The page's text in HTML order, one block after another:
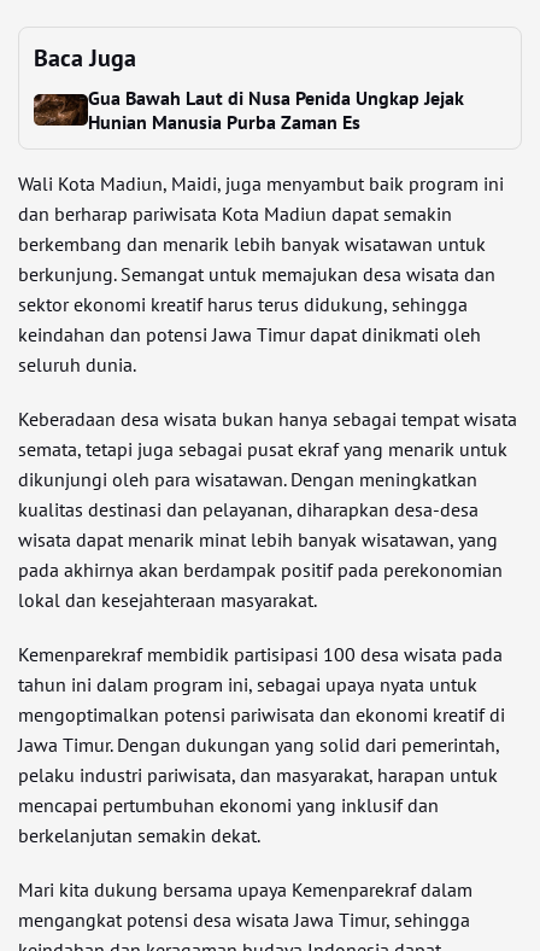
Baca Juga
Gua Bawah Laut di Nusa Penida Ungkap Jejak
Hunian Manusia Purba Zaman Es
Wali Kota Madiun, Maidi, juga menyambut baik program ini
dan berharap pariwisata Kota Madiun dapat semakin
berkembang dan menarik lebih banyak wisatawan untuk
berkunjung. Semangat untuk memajukan desa wisata dan
sektor ekonomi kreatif harus terus didukung, sehingga
keindahan dan potensi Jawa Timur dapat dinikmati oleh
seluruh dunia.
Keberadaan desa wisata bukan hanya sebagai tempat wisata
semata, tetapi juga sebagai pusat ekraf yang menarik untuk
dikunjungi oleh para wisatawan. Dengan meningkatkan
kualitas destinasi dan pelayanan, diharapkan desa-desa
wisata dapat menarik minat lebih banyak wisatawan, yang
pada akhirnya akan berdampak positif pada perekonomian
lokal dan kesejahteraan masyarakat.
Kemenparekraf membidik partisipasi 100 desa wisata pada
tahun ini dalam program ini, sebagai upaya nyata untuk
mengoptimalkan potensi pariwisata dan ekonomi kreatif di
Jawa Timur. Dengan dukungan yang solid dari pemerintah,
pelaku industri pariwisata, dan masyarakat, harapan untuk
mencapai pertumbuhan ekonomi yang inklusif dan
berkelanjutan semakin dekat.
Mari kita dukung bersama upaya Kemenparekraf dalam
mengangkat potensi desa wisata Jawa Timur, sehingga